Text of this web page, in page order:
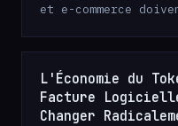
et e-commerce
L'Économie du
Facture
Changer